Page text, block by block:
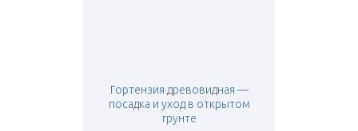
Гортензия древовидная —
посадка и уход в открытом
грунте